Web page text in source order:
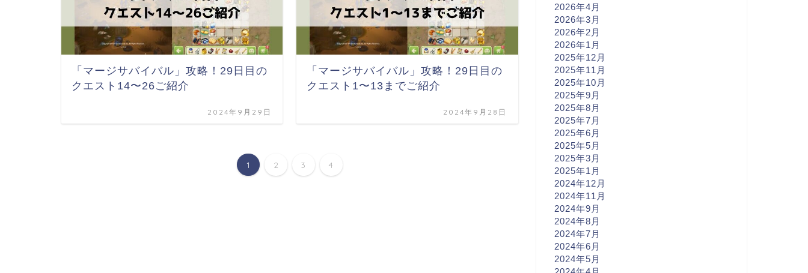
「マージサバイバル」攻略！29日目の
クエスト14〜26ご紹介
2024年9月29日
「マージサバイバル」攻略！29日目の
クエスト1〜13までご紹介
2024年9月28日
1 2 3 4
2026年4月
2026年3月
2026年2月
2026年1月
2025年12月
2025年11月
2025年10月
2025年9月
2025年8月
2025年7月
2025年6月
2025年5月
2025年3月
2025年1月
2024年12月
2024年11月
2024年9月
2024年8月
2024年7月
2024年6月
2024年5月